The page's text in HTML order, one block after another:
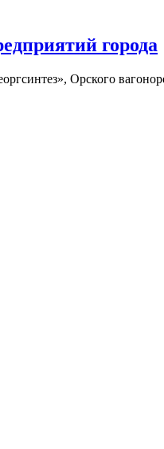
города
Орского